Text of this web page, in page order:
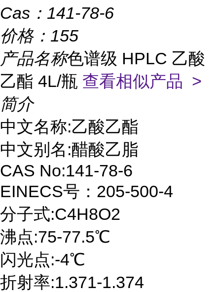
Cas： 141-78-6
价格： 155
产品名称色谱级 HPLC 乙酸
乙酯 4L/瓶 查看相似产品 >
简介
中文名称:乙酸乙酯
中文别名:醋酸乙脂
CAS No:141-78-6
EINECS号：205-500-4
分子式:C4H8O2
沸点:75-77.5℃
闪光点:-4℃
折射率:1.371-1.374